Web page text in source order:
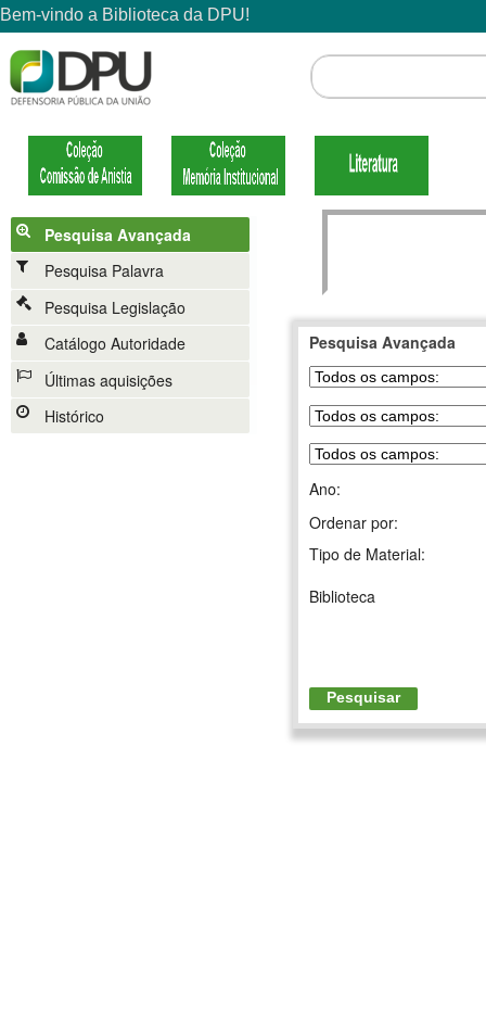
Pesquisa Avançada
Pesquisa Palavra
Pesquisa Legislação
Catálogo Autoridade
Últimas aquisições
Histórico
Pesquisa Avançada
Ano:
Ordenar por:
Tipo de Material:
Biblioteca
Pesquisar